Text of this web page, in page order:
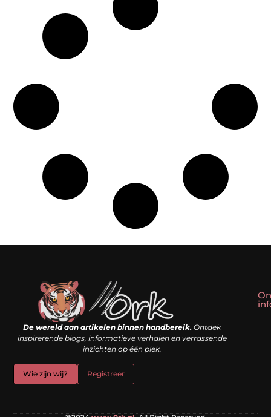
De wereld aan artikelen binnen handbereik. Ontdek
inspirerende blogs, informatieve verhalen en verrassende
inzichten op één plek.
Wie zijn wij? Registreer